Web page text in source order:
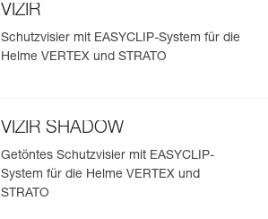
VIZIR
Schutzvisier mit EASYCLIP-System für die
Helme VERTEX und STRATO
VIZIR SHADOW
Getöntes Schutzvisier mit EASYCLIP-
System für die Helme VERTEX und
STRATO